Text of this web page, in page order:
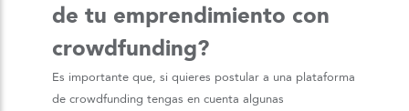
de tu emprendimiento con
crowdfunding?
Es importante que, si quieres postular a una plataforma
de crowdfunding tengas en cuenta algunas